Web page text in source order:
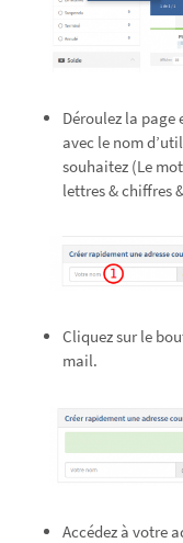
Déroulez la page
avec le nom
souhaitez (Le
lettres & chiffres
Cliquez sur le
mail.
Accédez à votre